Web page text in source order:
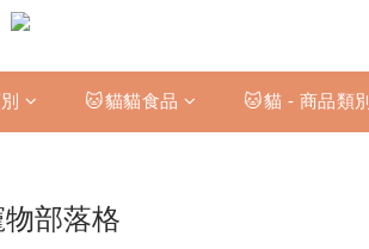
🐱貓貓食品 🐱貓 - 商品類別
部落格